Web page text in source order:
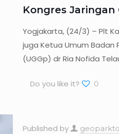
Kongres Jaringan
Yogjakarta, (24/3) – Plt
juga Ketua Umum Badan
(UGGp) dr Ria Nofida
Do you like it? 0
Published by